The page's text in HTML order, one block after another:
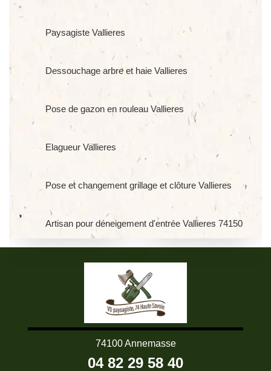
Paysagiste Vallieres
Dessouchage arbre et haie Vallieres
Pose de gazon en rouleau Vallieres
Elagueur Vallieres
Pose et changement grillage et clôture Vallieres
Artisan pour déneigement d'entrée Vallieres 74150
74100 Annemasse
04 82 29 58 40